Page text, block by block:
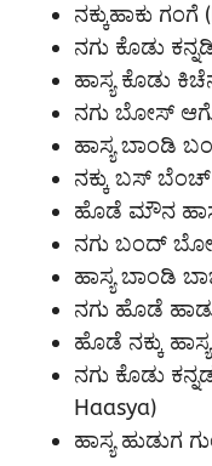
ನಕ್ಕುಹಾಕು
ನಗು ಕೊಡು
ಹಾಸ್ಯ ಕೊಡು
ನಗು ಬೋಸ್
ಹಾಸ್ಯ ಬಾಂಡಿ
ನಕ್ಕು ಬಸ್ ಬೆಂಚ್
ಹೊಡೆ ಮೌನ
ನಗು ಬಂದ್
ಹಾಸ್ಯ ಬಾಂಡಿ
ನಗು ಹೊಡೆ
ಹೊಡೆ ನಕ್ಕು
ನಗು ಕೊಡು
Haasya)
ಹಾಸ್ಯ ಹುಡುಗ